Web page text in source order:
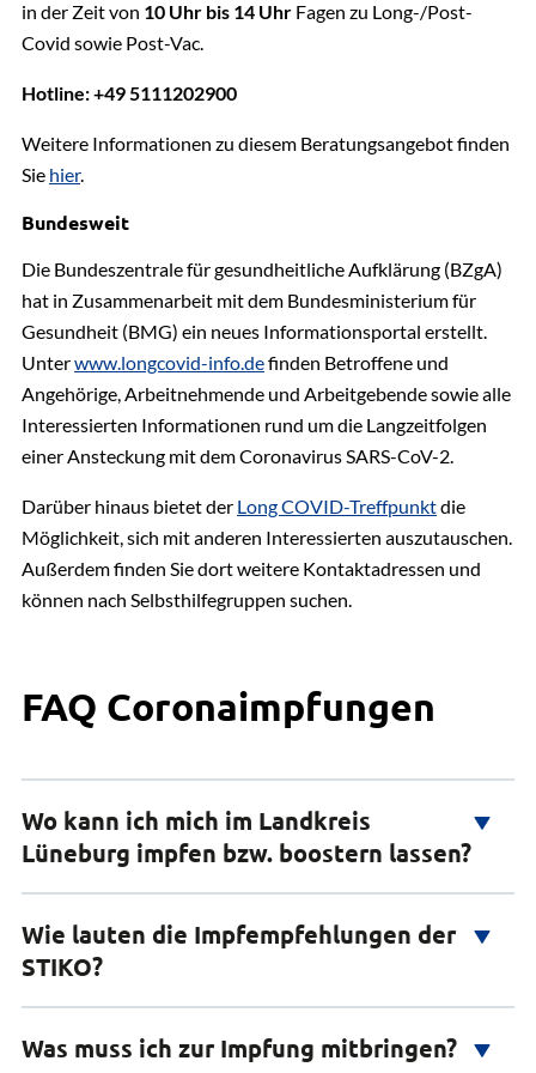
in der Zeit von 10 Uhr bis 14 Uhr Fagen zu Long-/Post-
Covid sowie Post-Vac.
Hotline: +49 5111202900
Weitere Informationen zu diesem Beratungsangebot finden
Sie hier.
Bundesweit
Die Bundeszentrale für gesundheitliche Aufklärung (BZgA)
hat in Zusammenarbeit mit dem Bundesministerium für
Gesundheit (BMG) ein neues Informationsportal erstellt.
Unterwww.longcovid-info.definden Betroffene und
Angehörige, Arbeitnehmende und Arbeitgebende sowie alle
Interessierten Informationen rund um die Langzeitfolgen
einer Ansteckung mit dem Coronavirus SARS-CoV-2.
Darüber hinaus bietet der Long COVID-Treffpunktdie
Möglichkeit, sich mit anderen Interessierten auszutauschen.
Außerdem finden Sie dort weitere Kontaktadressen und
können nach Selbsthilfegruppen suchen.
FAQ Coronaimpfungen
Wo kann ich mich im Landkreis
Lüneburg impfen bzw. boostern lassen?
Bürgerinnen und Bürger können sich im Landkreis
Lüneburg an verschiedenen Orten impfen und
Haus- bzw. Kinderarztpraxen
Wie lauten die Impfempfehlungen der
STIKO?
Die Ständige Impfkommission (STIKO) hat ihre
Was muss ich zur Impfung mitbringen?